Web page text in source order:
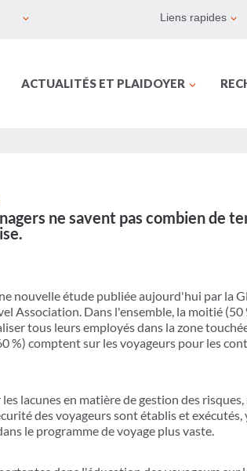
Liens rapides
ACTUALITÉS ET PLAIDOYER
ne savent pas combien de
nouvelle étude publiée aujourd'hui par la
Association. Dans l'ensemble, la moitié
tous leurs employés dans la zone
%) comptent sur les voyageurs pour les
lacunes en matière de gestion des
des voyageurs sont établis et exécutés,
le programme de voyage plus vaste.